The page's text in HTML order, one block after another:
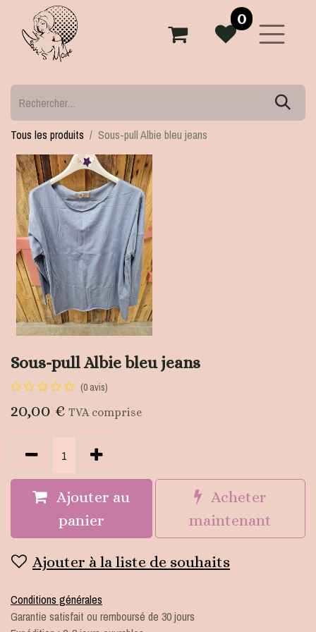
0
Tous les produits Sous-pull Albie bleu jeans
Sous-pull Albie bleu jeans
(0 avis)
20,00 € TVA comprise
Ajouter au
panier
Acheter
maintenant
Ajouter à la liste de souhaits
Conditions générales
Garantie satisfait ou remboursé de 30 jours